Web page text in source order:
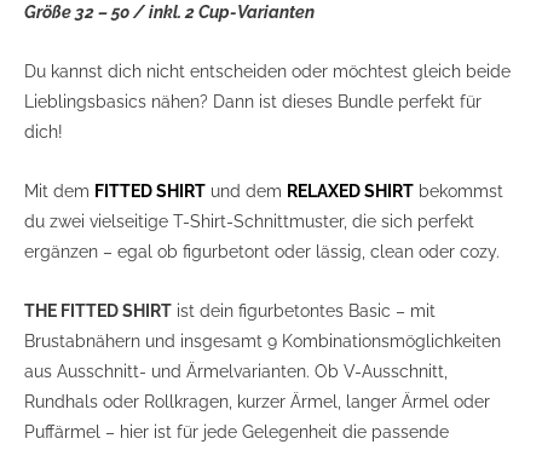
Größe 32 – 50 / inkl. 2 Cup-Varianten
Du kannst dich nicht entscheiden oder möchtest gleich beide
Lieblingsbasics nähen? Dann ist dieses Bundle perfekt für
dich!
Mit dem FITTED SHIRT und dem RELAXED SHIRT bekommst
du zwei vielseitige T-Shirt-Schnittmuster, die sich perfekt
ergänzen – egal ob figurbetont oder lässig, clean oder cozy.
THE FITTED SHIRT ist dein figurbetontes Basic – mit
Brustabnähern und insgesamt 9 Kombinationsmöglichkeiten
aus Ausschnitt- und Ärmelvarianten. Ob V-Ausschnitt,
Rundhals oder Rollkragen, kurzer Ärmel, langer Ärmel oder
Puffärmel – hier ist für jede Gelegenheit die passende